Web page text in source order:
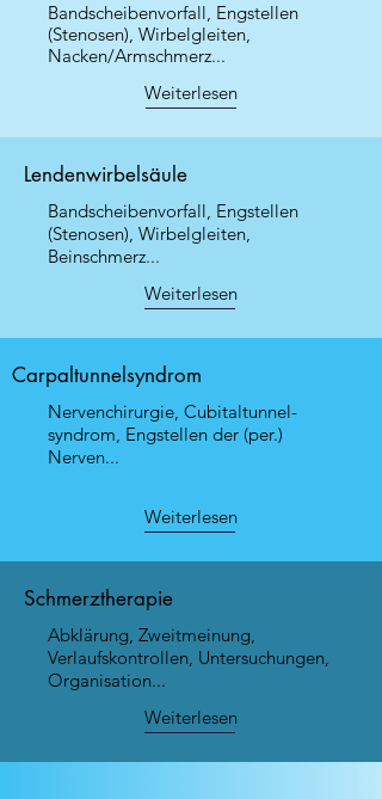
Bandscheibenvorfall, Engstellen
(Stenosen), Wirbelgleiten,
Nacken/Armschmerz...
Weiterlesen
Lendenwirbelsäule
Bandscheibenvorfall, Engstellen
(Stenosen), Wirbelgleiten,
Beinschmerz...
Weiterlesen
Carpaltunnelsyndrom
Nervenchirurgie, Cubitaltunnel-
syndrom, Engstellen der (per.)
Nerven...
Weiterlesen
Schmerztherapie
Abklärung, Zweitmeinung,
Verlaufskontrollen, Untersuchungen,
Organisation...
Weiterlesen